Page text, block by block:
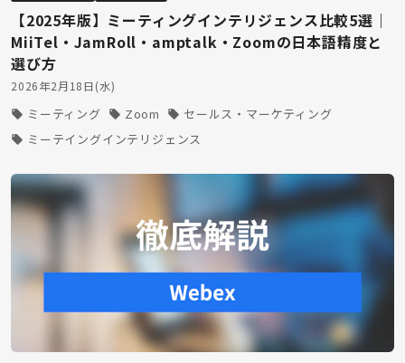
【2025年版】ミーティングインテリジェンス比較5選｜
MiiTel・JamRoll・amptalk・Zoomの日本語精度と
選び方
2026年2月18日(水)
ミーティング Zoom
セールス・マーケティング
ミーテイングインテリジェンス